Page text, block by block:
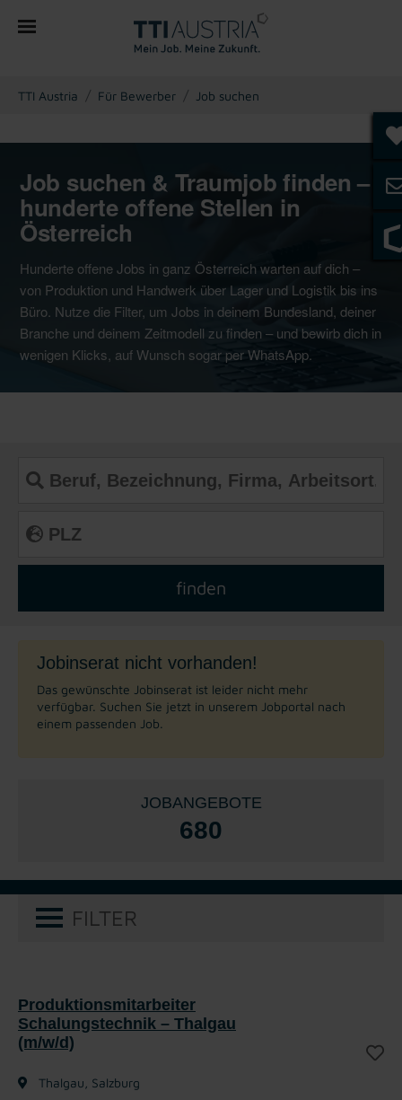
You are here:
TTI Austria Für Bewerber Job suchen
Job suchen & Traumjob finden –
hunderte offene Stellen in
Österreich
Hunderte offene Jobs in ganz Österreich warten auf dich –
von Produktion und Handwerk über Lager und Logistik bis ins
Büro. Nutze die Filter, um Jobs in deinem Bundesland, deiner
Branche und deinem Zeitmodell zu finden – und bewirb dich in
wenigen Klicks, auf Wunsch sogar per WhatsApp.
Jobinserat nicht vorhanden!
Das gewünschte Jobinserat ist leider nicht mehr
verfügbar. Suchen Sie jetzt in unserem Jobportal nach
einem passenden Job.
JOBANGEBOTE
680
FILTER
Produktionsmitarbeiter
Schalungstechnik – Thalgau
(m/w/d)
Thalgau, Salzburg